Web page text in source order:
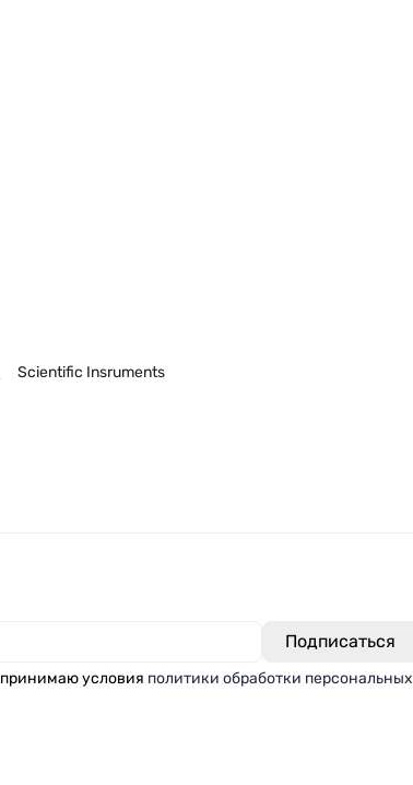
Scientific Insruments
условия политики обработки персональных